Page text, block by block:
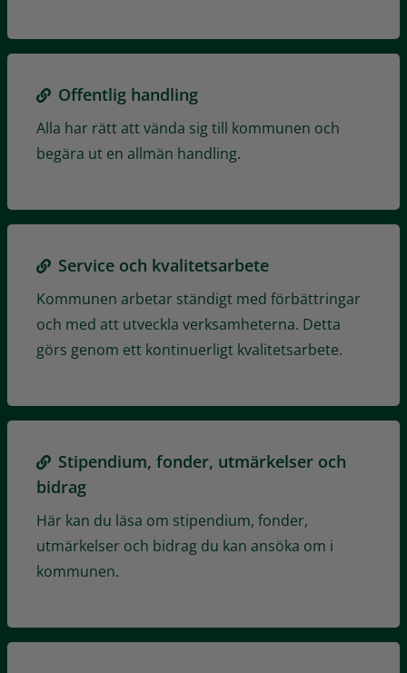
Offentlig handling
Alla har rätt att vända sig till kommunen och
begära ut en allmän handling.
Service och kvalitetsarbete
Kommunen arbetar ständigt med förbättringar
och med att utveckla verksamheterna. Detta
görs genom ett kontinuerligt kvalitetsarbete.
Stipendium, fonder, utmärkelser och
bidrag
Här kan du läsa om stipendium, fonder,
utmärkelser och bidrag du kan ansöka om i
kommunen.